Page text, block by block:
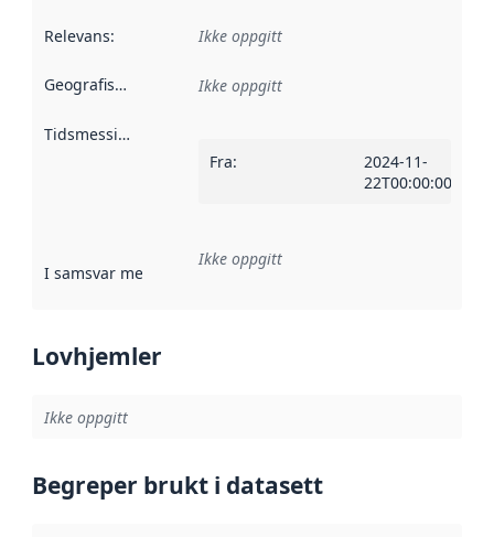
Relevans: Ikke oppgitt
Geografisk avgrensning :
Ikke oppgitt
Tidsmessig avgrensning
Fra:
2024-11-
22T00:00:00Z
I samsvar med Referanse til en implementasjonsregel
Ikke oppgitt
Lovhjemler
Ikke oppgitt
Begreper brukt i datasett